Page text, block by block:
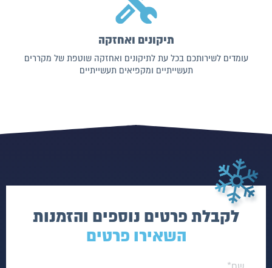
תיקונים ואחזקה
עומדים לשירותכם בכל עת לתיקונים ואחזקה שוטפת של מקררים
תעשייתיים ומקפיאים תעשייתיים
לקבלת פרטים נוספים והזמנות
השאירו פרטים